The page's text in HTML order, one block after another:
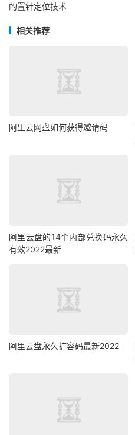
的置针定位技术
相关推荐
阿里云网盘如何获得邀请码
阿里云盘的14个内部兑换码永久
有效2022最新
阿里云盘永久扩容码最新2022